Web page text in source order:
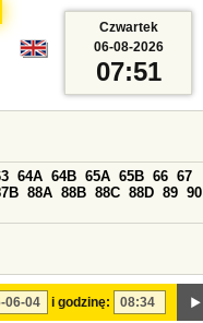
i godzinę:
64A 64B 65A 65B 66 67
88A 88B 88C 88D 89 90
Czwartek
06-08-2026
07:51